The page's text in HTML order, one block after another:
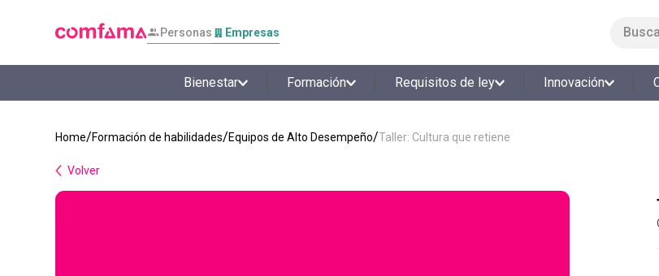
Personas Empresas
Bienestar Formación Requisitos de ley Innovación
Formación de habilidades Equipos de Alto Desempeño Taller: Cultura que retiene
Volver
LO MÁS BUSCADO
1.
smart fit
tiquetera